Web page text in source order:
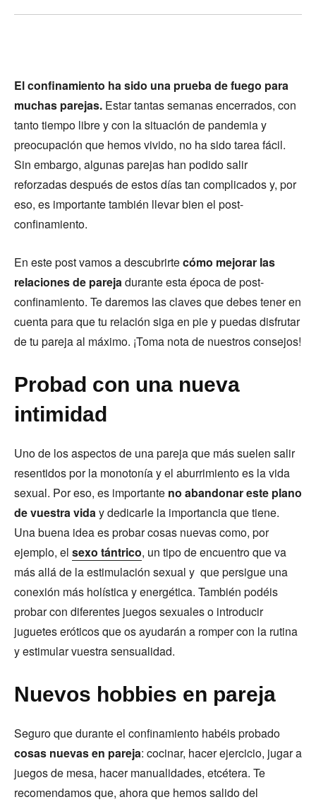
El confinamiento ha sido una prueba de fuego para
muchas parejas. Estar tantas semanas encerrados, con
tanto tiempo libre y con la situación de pandemia y
preocupación que hemos vivido, no ha sido tarea fácil.
Sin embargo, algunas parejas han podido salir
reforzadas después de estos días tan complicados y, por
eso, es importante también llevar bien el post-
confinamiento.
En este post vamos a descubrirtecómo mejorar las
relaciones de parejadurante esta época de post-
confinamiento. Te daremos las claves que debes tener en
cuenta para que tu relación siga en pie y puedas disfrutar
de tu pareja al máximo. ¡Toma nota de nuestros consejos!
Probad con una nueva
intimidad
Uno de los aspectos de una pareja que más suelen salir
resentidos por la monotonía y el aburrimiento es la vida
sexual. Por eso, es importante no abandonar este plano
de vuestra viday dedicarle la importancia que tiene.
Una buena idea es probar cosas nuevas como, por
ejemplo, el sexo tántrico, un tipo de encuentro que va
más allá de la estimulación sexual y que persigue una
conexión más holística y energética. También podéis
probar con diferentes juegos sexuales o introducir
juguetes eróticos que os ayudarán a romper con la rutina
y estimular vuestra sensualidad.
Nuevos hobbies en pareja
Seguro que durante el confinamiento habéis probado
cosas nuevas en pareja: cocinar, hacer ejercicio, jugar a
juegos de mesa, hacer manualidades, etcétera. Te
recomendamos que, ahora que hemos salido del